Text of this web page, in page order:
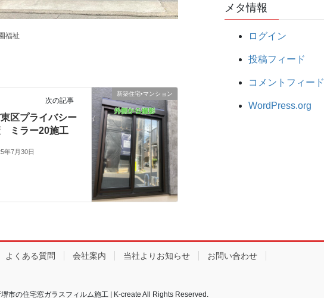
福祉
新築住宅•マンション
次の記事
区プライバシー
ミラー20施工
年7月30日
リ
メタ情報
ログイン
投稿フィード
コメントフィード
WordPress.org
よくある質問 会社案内 当社よりお知らせ お問い合わせ
市の住宅窓ガラスフィルム施工 | K-create All Rights Reserved.